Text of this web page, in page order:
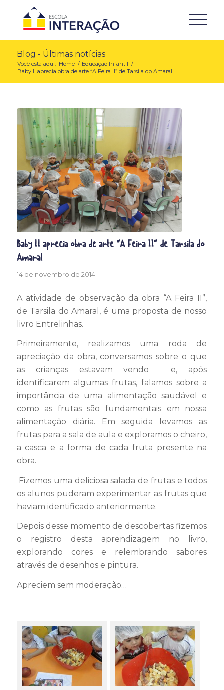
Blog - Últimas notícias
Você está aqui: Home / Educação Infantil /
Baby II aprecia obra de arte “A Feira II” de Tarsila do Amaral
Baby II aprecia obra de arte “A Feira II” de Tarsila do
Amaral
14 de novembro de 2014
A atividade de observação da obra “A Feira II”,
de Tarsila do Amaral, é uma proposta de nosso
livro Entrelinhas.
Primeiramente, realizamos uma roda de
apreciação da obra, conversamos sobre o que
as crianças estavam vendo e, após
identificarem algumas frutas, falamos sobre a
importância de uma alimentação saudável e
como as frutas são fundamentais em nossa
alimentação diária. Em seguida levamos as
frutas para a sala de aula e exploramos o cheiro,
a casca e a forma de cada fruta presente na
obra.
Fizemos uma deliciosa salada de frutas e todos
os alunos puderam experimentar as frutas que
haviam identificado anteriormente.
Depois desse momento de descobertas fizemos
o registro desta aprendizagem no livro,
explorando cores e relembrando sabores
através de desenhos e pintura.
Apreciem sem moderação…